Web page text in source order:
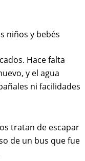
niños y bebés
Hace falta
y el agua
ni facilidades
tratan de escapar
de un bus que fue